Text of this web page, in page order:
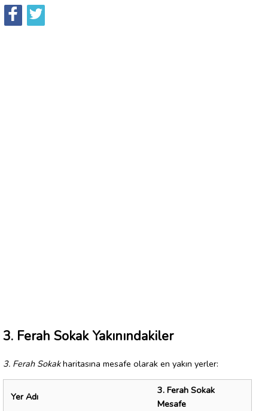
3. Ferah Sokak Yakınındakiler
3. Ferah Sokakharitasına mesafe olarak en yakın yerler:
Yer Adı
3. Ferah Sokak
Mesafe